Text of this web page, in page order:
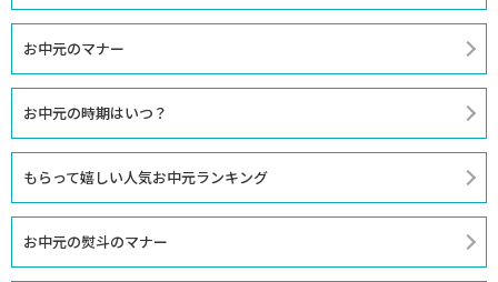
お中元のマナー
お中元の時期はいつ？
もらって嬉しい人気お中元ランキング
お中元の熨斗のマナー